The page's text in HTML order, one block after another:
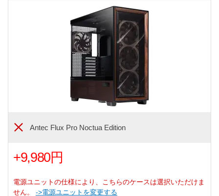
Antec Flux Pro Noctua Edition
+9,980円
電源ユニットの仕様により、こちらのケースは選択いただけま
せん。 ->電源ユニットを変更する